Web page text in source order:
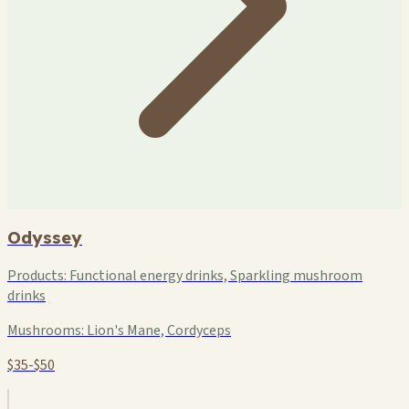
Odyssey
Products: Functional energy drinks, Sparkling mushroom
drinks
Mushrooms: Lion's Mane, Cordyceps
$35-$50